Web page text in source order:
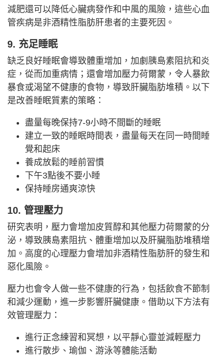
減肥還可以降低心臟病發作和中風的風險，這些心血
管疾病是非酒精性脂肪肝患者的主要死因。
9. 充足睡眠
缺乏良好睡眠會導致體重增加，加劇胰島素阻抗和炎
症，從而加重病情；還會增加壓力荷爾蒙，令人暴飲
暴食或渴望不健康的食物，導致肝臟脂肪堆積。以下
是改善睡眠質素的策略：
盡量每晚保持7-9小時不間斷的睡眠
建立一致的睡眠時間表，盡量每天在同一時間睡
覺和起床
養成放鬆的睡前習慣
下午3點後不要小睡
保持睡房通爽涼快
10. 管理壓力
研究表明，壓力會增加皮質醇和其他壓力荷爾蒙的分
泌，導致胰島素阻抗、體重增加以及肝臟脂肪堆積增
加。高度的心理壓力會增加非酒精性脂肪肝的發生和
惡化風險。
壓力也會令人做一些不健康的行為，包括飲食不節制
和減少運動，進一步影響肝臟健康。借助以下方法有
效管理壓力：
進行正念練習和冥想，以平靜心靈並減輕壓力
進行散步、瑜伽、游泳等體能活動